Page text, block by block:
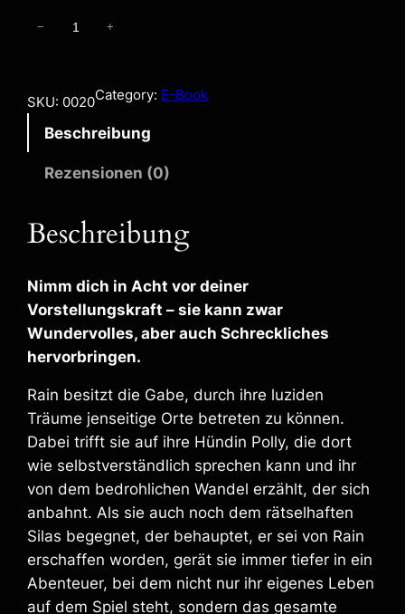
ä
m
B
o
M
e
n
e
− +
SKU: 0020Category: E-Book
Beschreibung
Rezensionen (0)
Beschreibung
Nimm dich in Acht vor deiner
Vorstellungskraft – sie kann zwar
Wundervolles, aber auch Schreckliches
hervorbringen.
Rain besitzt die Gabe, durch ihre luziden
Träume jenseitige Orte betreten zu können.
Dabei trifft sie auf ihre Hündin Polly, die dort
wie selbstverständlich sprechen kann und ihr
von dem bedrohlichen Wandel erzählt, der sich
anbahnt. Als sie auch noch dem rätselhaften
Silas begegnet, der behauptet, er sei von Rain
erschaffen worden, gerät sie immer tiefer in ein
Abenteuer, bei dem nicht nur ihr eigenes Leben
auf dem Spiel steht, sondern das gesamte